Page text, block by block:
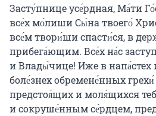
Засту́пнице усе́рдная, Ма́ти
все́х мо́лиши Сы́на твоего́
все́м твори́ши спасти́ся, в
прибега́ющим. Все́х на́с
и Влады́чице! Иже в напа́стех
боле́знех обремене́нных
предстоя́щих и моля́щихся
и сокруше́нным се́рдцем,